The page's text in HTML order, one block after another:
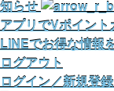
知らせ
アプリでVポイント
LINEでお得な情報
ログアウト
ログイン／新規登録